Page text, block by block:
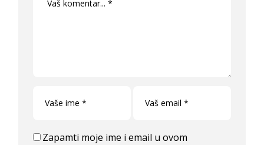
Zapamti moje ime i email u ovom